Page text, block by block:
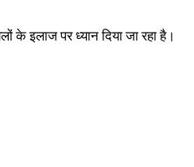
के इलाज पर ध्यान दिया जा रहा है।